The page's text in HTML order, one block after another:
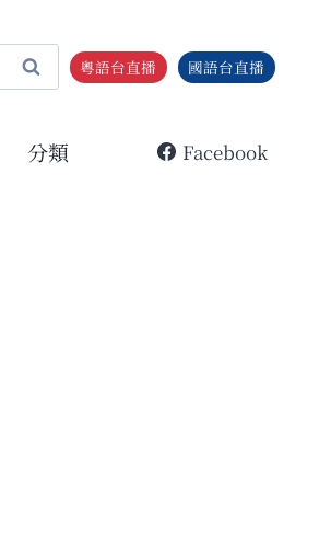
粵語台直播 國語台直播
分類 Facebook